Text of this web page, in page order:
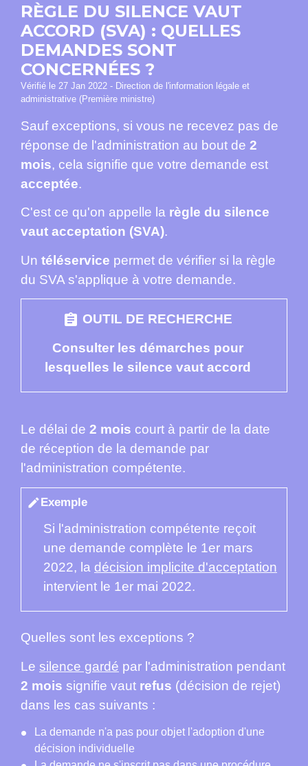
RÈGLE DU SILENCE VAUT
ACCORD (SVA) : QUELLES
DEMANDES SONT
CONCERNÉES ?
Vérifié le 27 Jan 2022 - Direction de l'information légale et
administrative (Première ministre)
Sauf exceptions, si vous ne recevez pas de
réponse de l'administration au bout de 2
mois, cela signifie que votre demande est
acceptée.
C'est ce qu'on appelle la règle du silence
vaut acceptation (SVA).
Un téléservice permet de vérifier si la règle
du SVA s'applique à votre demande.
assignment OUTIL DE RECHERCHE
Consulter les démarches pour
lesquelles le silence vaut accord
Le délai de 2 mois court à partir de la date
de réception de la demande par
l'administration compétente.
editExemple
Si l'administration compétente reçoit
une demande complète le 1er mars
2022, la décision implicite d'acceptation
intervient le 1er mai 2022.
Quelles sont les exceptions ?
Le silence gardé par l'administration pendant
2 mois signifie vaut refus (décision de rejet)
dans les cas suivants :
La demande n'a pas pour objet l'adoption d'une
décision individuelle